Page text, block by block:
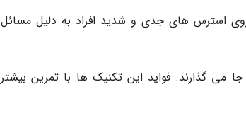
استرس های جدی و شدید افراد به دلیل مسائل
می گذارند. فواید این تکنیک ها با تمرین بیشتر